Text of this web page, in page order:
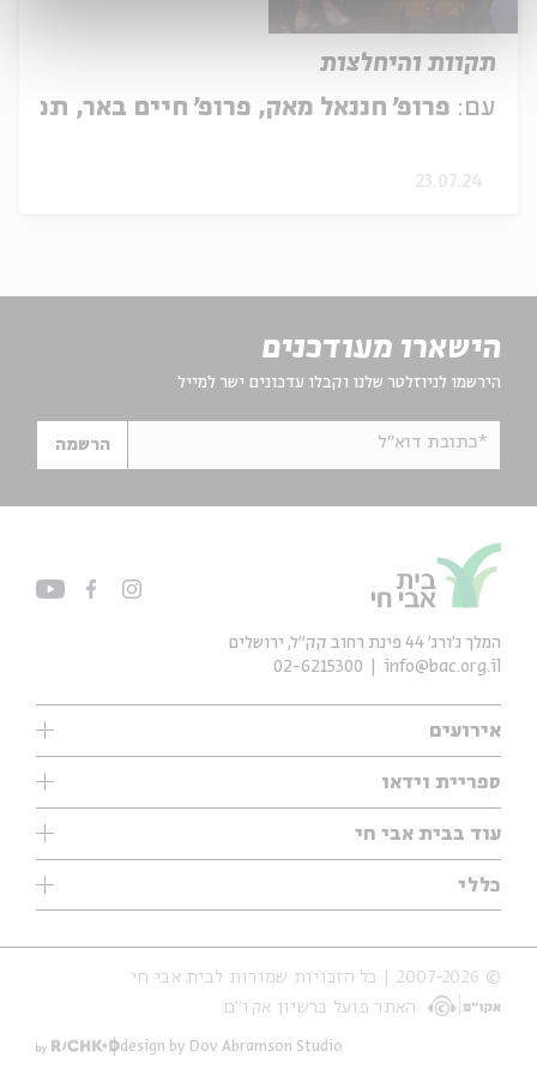
תקוות והיחלצות
עם: פרופ' חננאל מאק, פרופ' חיים באר, תמר
23.07.24
הישארו מעודכנים
הירשמו לניוזלטר שלנו וקבלו עדכונים ישר למייל
*כתובת דוא"ל הרשמה
אירועים
אנגלית
נוער
סדרות
אירועי עבר
אירועים בירושלים
ספריית וידאו
עיון
מיוחדים
עוד בבית אבי חי
כללי
אודות
הצהרת נגישות
תנאי שימוש והצהרת פרטיות
המלך ג'ורג' 44 פינת רחוב קק״ל, ירושלים
info@bac.org.il
02-6215300
© 2007-2026 | כל הזכויות שמורות לבית אבי חי
האתר פועל ברשיון אקו״ם
design by Dov Abramson Studio